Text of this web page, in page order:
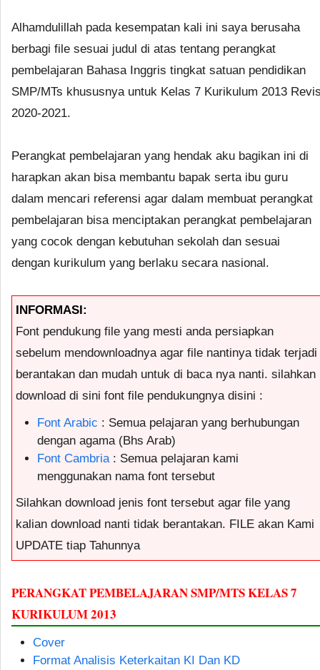
Alhamdulillah pada kesempatan kali ini saya berusaha
berbagi file sesuai judul di atas tentang perangkat
pembelajaran Bahasa Inggris tingkat satuan pendidikan
SMP/MTs khususnya untuk Kelas 7 Kurikulum 2013
2020-2021.
Perangkat pembelajaran yang hendak aku bagikan ini di
harapkan akan bisa membantu bapak serta ibu guru
dalam mencari referensi agar dalam membuat perangkat
pembelajaran bisa menciptakan perangkat pembelajaran
yang cocok dengan kebutuhan sekolah dan sesuai
dengan kurikulum yang berlaku secara nasional.
INFORMASI:
Font pendukung file yang mesti anda persiapkan
sebelum mendownloadnya agar file nantinya tidak terjadi
berantakan dan mudah untuk di baca nya nanti. silahkan
download di sini font file pendukungnya disini :
Font Arabic : Semua pelajaran yang berhubungan
dengan agama (Bhs Arab)
Font Cambria : Semua pelajaran kami
menggunakan nama font tersebut
Silahkan download jenis font tersebut agar file yang
kalian download nanti tidak berantakan. FILE akan Kami
UPDATE tiap Tahunnya
PERANGKAT PEMBELAJARAN SMP/MTS KELAS 7
KURIKULUM 2013
Cover
Format Analisis Keterkaitan KI Dan KD